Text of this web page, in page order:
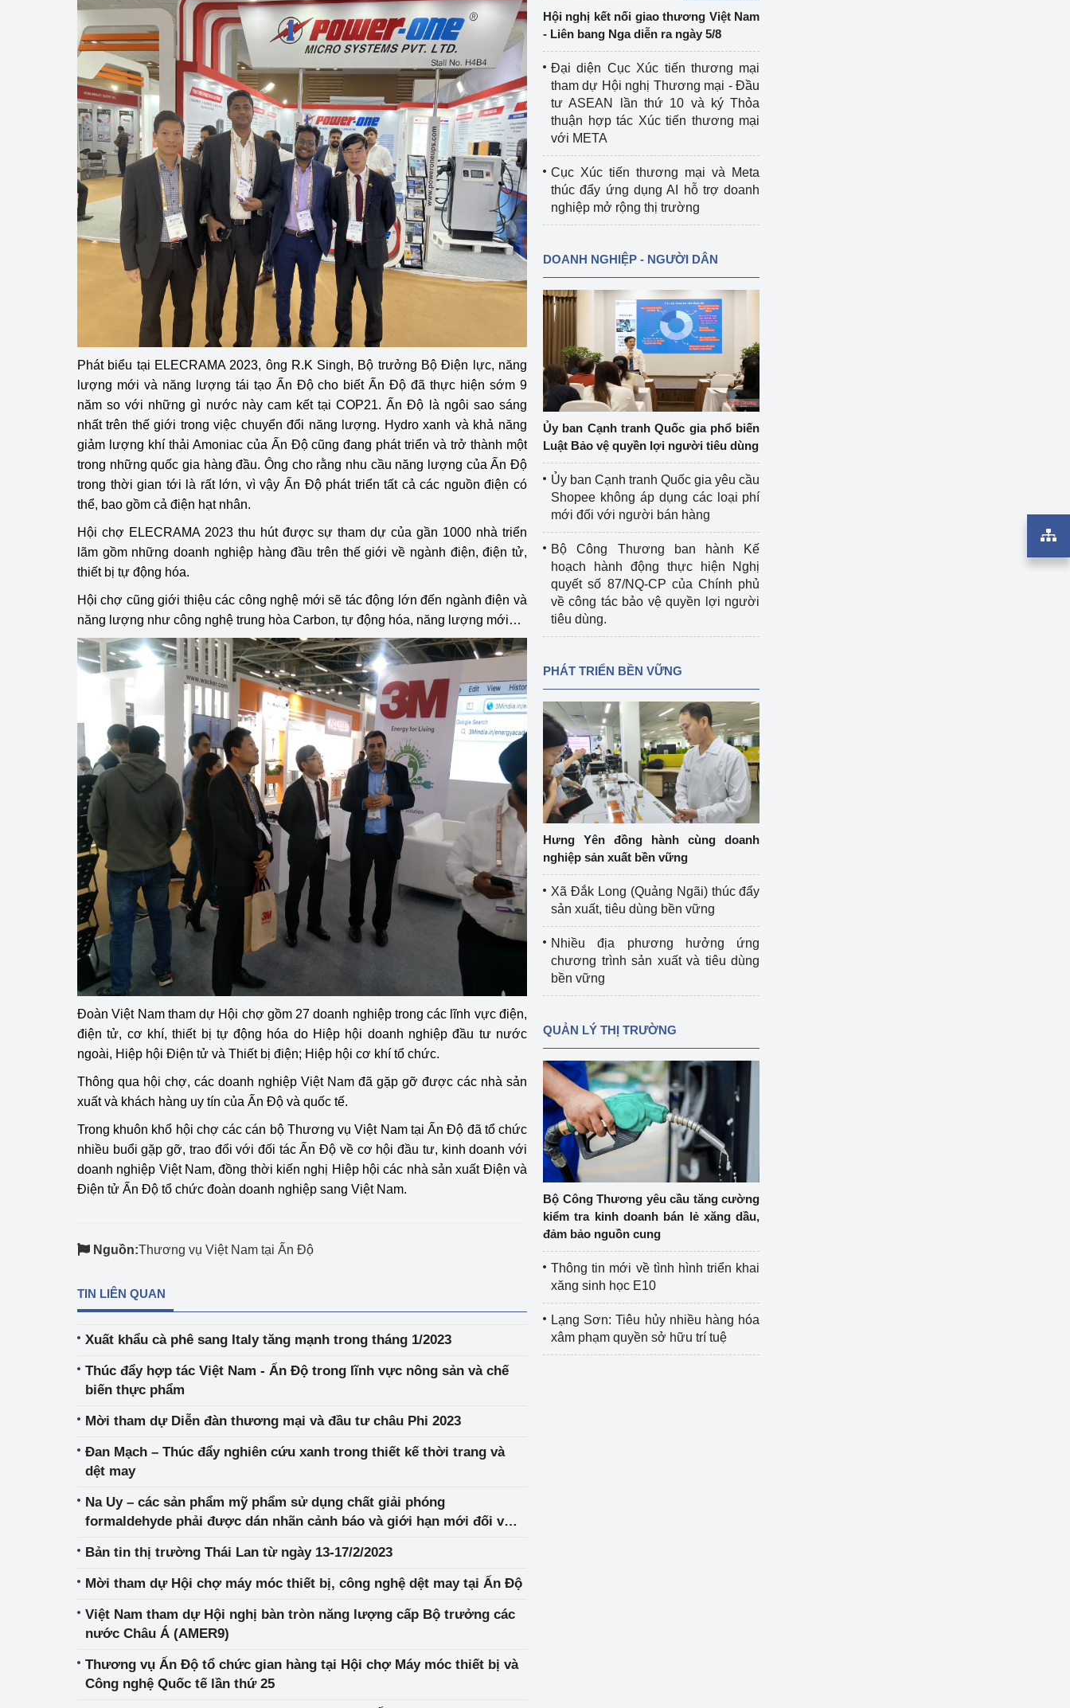
Sản xuất công nghiệp
Phát biểu tại ELECRAMA 2023, ông R.K Singh, Bộ trưởng Bộ Điện lực, năng
lượng mới và năng lượng tái tạo Ấn Độ cho biết Ấn Độ đã thực hiện sớm 9
năm so với những gì nước này cam kết tại COP21. Ấn Độ là ngôi sao sáng
nhất trên thế giới trong việc chuyển đổi năng lượng. Hydro xanh và khả năng
giảm lượng khí thải Amoniac của Ấn Độ cũng đang phát triển và trở thành một
trong những quốc gia hàng đầu. Ông cho rằng nhu cầu năng lượng của Ấn Độ
trong thời gian tới là rất lớn, vì vậy Ấn Độ phát triển tất cả các nguồn điện có
thể, bao gồm cả điện hạt nhân.
Hội chợ ELECRAMA 2023 thu hút được sự tham dự của gần 1000 nhà triển
lãm gồm những doanh nghiệp hàng đầu trên thế giới về ngành điện, điện tử,
thiết bị tự động hóa.
Hội chợ cũng giới thiệu các công nghệ mới sẽ tác động lớn đến ngành điện và
năng lượng như công nghệ trung hòa Carbon, tự động hóa, năng lượng mới…
Đoàn Việt Nam tham dự Hội chợ gồm 27 doanh nghiệp trong các lĩnh vực điện,
điện tử, cơ khí, thiết bị tự động hóa do Hiệp hội doanh nghiệp đầu tư nước
ngoài, Hiệp hội Điện tử và Thiết bị điện; Hiệp hội cơ khí tổ chức.
Thông qua hội chợ, các doanh nghiệp Việt Nam đã gặp gỡ được các nhà sản
xuất và khách hàng uy tín của Ấn Độ và quốc tế.
Trong khuôn khổ hội chợ các cán bộ Thương vụ Việt Nam tại Ấn Độ đã tổ chức
nhiều buổi gặp gỡ, trao đổi với đối tác Ấn Độ về cơ hội đầu tư, kinh doanh với
doanh nghiệp Việt Nam, đồng thời kiến nghị Hiệp hội các nhà sản xuất Điện và
Điện tử Ấn Độ tổ chức đoàn doanh nghiệp sang Việt Nam.
Nguồn:Thương vụ Việt Nam tại Ấn Độ
TIN LIÊN QUAN
Xuất khẩu cà phê sang Italy tăng mạnh trong tháng 1/2023
Thúc đẩy hợp tác Việt Nam - Ấn Độ trong lĩnh vực nông sản và chế
biến thực phẩm
Mời tham dự Diễn đàn thương mại và đầu tư châu Phi 2023
Đan Mạch – Thúc đẩy nghiên cứu xanh trong thiết kế thời trang và
dệt may
Na Uy – các sản phẩm mỹ phẩm sử dụng chất giải phóng
formaldehyde phải được dán nhãn cảnh báo và giới hạn mới đối với
Bản tin thị trường Thái Lan từ ngày 13-17/2/2023
Mời tham dự Hội chợ máy móc thiết bị, công nghệ dệt may tại Ấn Độ
Việt Nam tham dự Hội nghị bàn tròn năng lượng cấp Bộ trưởng các
nước Châu Á (AMER9)
Thương vụ Ấn Độ tổ chức gian hàng tại Hội chợ Máy móc thiết bị và
Công nghệ Quốc tế lần thứ 25
Hội nghị kết nối giao thương Việt Nam
- Liên bang Nga diễn ra ngày 5/8
Đại diện Cục Xúc tiến thương mại
tham dự Hội nghị Thương mại - Đầu
tư ASEAN lần thứ 10 và ký Thỏa
thuận hợp tác Xúc tiến thương mại
với META
Cục Xúc tiến thương mại và Meta
thúc đẩy ứng dụng AI hỗ trợ doanh
nghiệp mở rộng thị trường
DOANH NGHIỆP - NGƯỜI DÂN
Ủy ban Cạnh tranh Quốc gia phổ biến
Luật Bảo vệ quyền lợi người tiêu dùng
Ủy ban Cạnh tranh Quốc gia yêu cầu
Shopee không áp dụng các loại phí
mới đối với người bán hàng
Bộ Công Thương ban hành Kế
hoạch hành động thực hiện Nghị
quyết số 87/NQ-CP của Chính phủ
về công tác bảo vệ quyền lợi người
tiêu dùng.
PHÁT TRIỂN BỀN VỮNG
Hưng Yên đồng hành cùng doanh
nghiệp sản xuất bền vững
Xã Đắk Long (Quảng Ngãi) thúc đẩy
sản xuất, tiêu dùng bền vững
Nhiều địa phương hưởng ứng
chương trình sản xuất và tiêu dùng
bền vững
QUẢN LÝ THỊ TRƯỜNG
Bộ Công Thương yêu cầu tăng cường
kiểm tra kinh doanh bán lẻ xăng dầu,
đảm bảo nguồn cung
Thông tin mới về tình hình triển khai
xăng sinh học E10
Lạng Sơn: Tiêu hủy nhiều hàng hóa
xâm phạm quyền sở hữu trí tuệ